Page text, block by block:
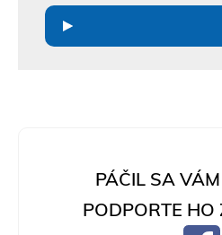
PÁČIL SA
PODPORTE HO